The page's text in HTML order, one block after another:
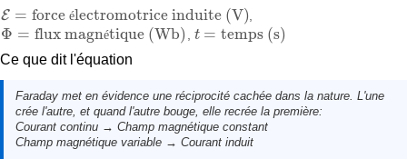
E = force électromotrice induite (V)
E=force électromotrice induite (V) ,
Φ = flux magnétique (Wb)
Φ=flux magnétique (Wb) t = temps (s)
t=temps (s)
Ce que dit l'équation
Faraday met en évidence une réciprocité cachée dans la nature. L'une
crée l'autre, et quand l'autre bouge, elle recrée la première:
Courant continu → Champ magnétique constant
Champ magnétique variable → Courant induit